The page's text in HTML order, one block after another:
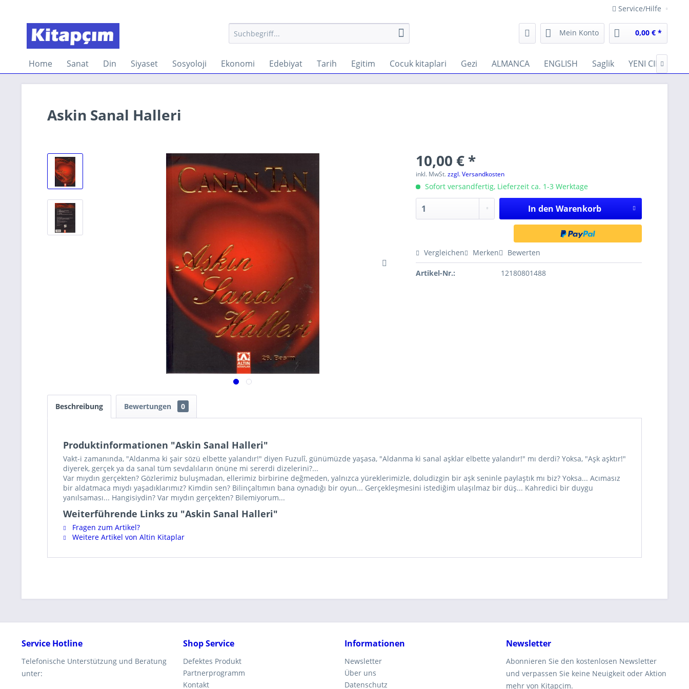
Service/Hilfe
Mein Konto 0,00 € *
Home Sanat Din Siyaset Sosyoloji Ekonomi Edebiyat Tarih Egitim Cocuk kitaplari Gezi ALMANCA ENGLISH Saglik YENI CIKANLAR

Askin Sanal Halleri
10,00 € *
inkl. MwSt.zzgl. Versandkosten
Sofort versandfertig, Lieferzeit ca. 1-3 Werktage
In den Warenkorb
Vergleichen Merken Bewerten
Artikel-Nr.: 12180801488
Beschreibung Bewertungen 0
Produktinformationen "Askin Sanal Halleri"
Vakt-i zamanında, "Aldanma ki şair sözü elbette yalandır!" diyen Fuzulî, günümüzde yaşasa, "Aldanma ki sanal aşklar elbette yalandır!" mı derdi? Yoksa, "Aşk aşktır!"
diyerek, gerçek ya da sanal tüm sevdalıların önüne mi sererdi dizelerini?...
Var mıydın gerçekten? Gözlerimiz buluşmadan, ellerimiz birbirine değmeden, yalnızca yüreklerimizle, doludizgin bir aşk seninle paylaştık mı biz? Yoksa... Acımasız
bir aldatmaca mıydı yaşadıklarımız? Kimdin sen? Bilinçaltımın bana oynadığı bir oyun... Gerçekleşmesini istediğim ulaşılmaz bir düş... Kahredici bir duygu
yanılsaması... Hangisiydin? Var mıydın gerçekten? Bilemiyorum...
Weiterführende Links zu "Askin Sanal Halleri"
Fragen zum Artikel?
Weitere Artikel von Altin Kitaplar
Service Hotline
Telefonische Unterstützung und Beratung
unter:
Shop Service
Defektes Produkt
Partnerprogramm
Kontakt
Informationen
Newsletter
Über uns
Datenschutz
Newsletter
Abonnieren Sie den kostenlosen Newsletter
und verpassen Sie keine Neuigkeit oder Aktion
mehr von Kitapcim.